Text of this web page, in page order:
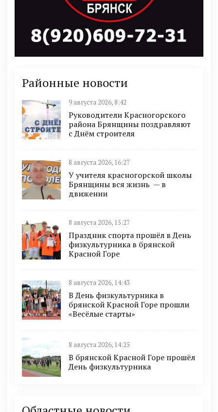
Районные новости
9 августа 2026, 8:42
Руководители Красногорского
района Брянщины поздравляют
с Днём строителя
8 августа 2026, 16:27
У учителя красногорской школы
Брянщины вся жизнь — в
движении
8 августа 2026, 15:27
Праздник спорта прошёл в День
физкультурника в брянской
Красной Горе
8 августа 2026, 14:43
В День физкультурника в
брянской Красной Горе прошли
«Весёлые старты»
8 августа 2026, 14:25
В брянской Красной Горе прошёл
День физкультурника